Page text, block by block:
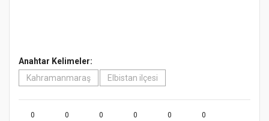
Anahtar Kelimeler:
Kahramanmaraş
Elbistan ilçesi
0 0 0 0 0 0